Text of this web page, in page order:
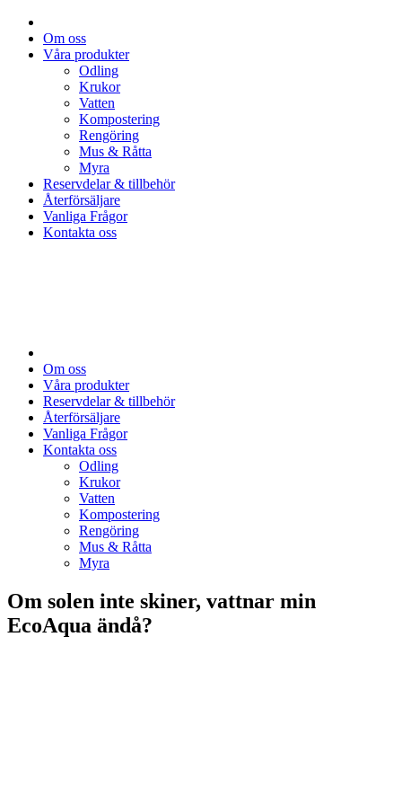
Om oss
Våra produkter
Odling
Krukor
Vatten
Kompostering
Rengöring
Mus & Råtta
Myra
Reservdelar & tillbehör
Återförsäljare
Vanliga Frågor
Kontakta oss
Om oss
Våra produkter
Reservdelar & tillbehör
Återförsäljare
Vanliga Frågor
Kontakta oss
Odling
Krukor
Vatten
Kompostering
Rengöring
Mus & Råtta
Myra
Om solen inte skiner, vattnar min
EcoAqua ändå?